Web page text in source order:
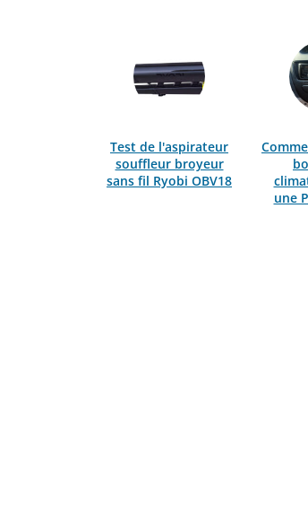
Test de l'aspirateur
souffleur broyeur
sans fil Ryobi OBV18
une